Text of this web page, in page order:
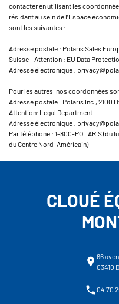
contacter en utilisant les
résidant au sein de l’Espace
sont les suivantes :
Adresse postale : Polaris Sales
Suisse - Attention : EU Data
Adresse électronique :
Pour les autres, nos coordonnées
Adresse postale : Polaris Inc., 2100
Attention: Legal Department
Adresse électronique :
Par téléphone : 1-800-POLARIS (du
du Centre Nord-Américain)
CLOUÉ
66
03410
04 70